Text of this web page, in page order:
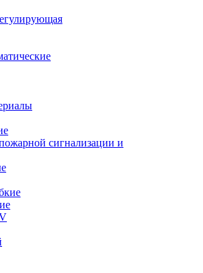
сигнализации и